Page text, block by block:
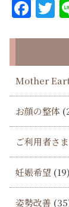
Mother
お顔の整体
ご利用者さ
妊娠希望 (19)
姿勢改善